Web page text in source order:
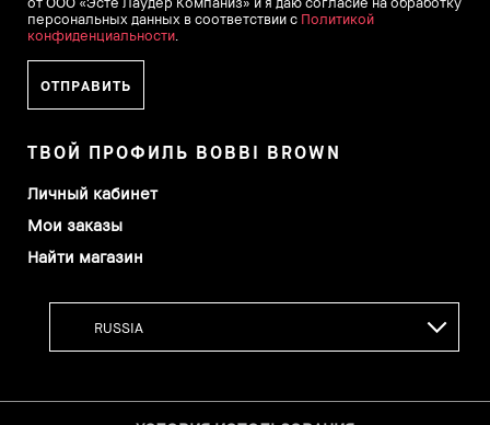
персональных данных в соответствии с Политикой
конфиденциальности.
ТВОЙ ПРОФИЛЬ BOBBI BROWN
Личный кабинет
Мои заказы
Найти магазин